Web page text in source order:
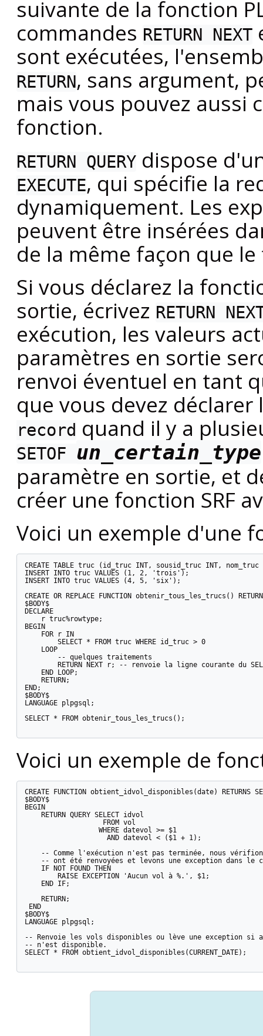
suivante de la fonction
commandes RETURN NEXT
sont exécutées,
RETURN, sans argument,
mais vous pouvez aussi
fonction.
RETURN QUERY dispose
EXECUTE, qui spécifie la
dynamiquement. Les
peuvent être insérées
de la même façon que
Si vous déclarez la
sortie, écrivez RETURN
exécution, les valeurs
paramètres en sortie
renvoi éventuel en tant
que vous devez
record quand il y a
SETOF un_certain_type
paramètre en sortie, et
créer une fonction SRF
Voici un exemple d'une
CREATE TABLE truc (id_truc INT, sousid_truc INT, nom_truc
INSERT INTO truc VALUES (1, 2, 'trois');
INSERT INTO truc VALUES (4, 5, 'six');
CREATE OR REPLACE FUNCTION obtenir_tous_les_trucs()
$BODY$
DECLARE
    r truc%rowtype;
BEGIN
    FOR r IN
        SELECT * FROM truc WHERE id_truc > 0
    LOOP
        -- quelques traitements
RETURN NEXT r; -- renvoie la ligne courante du
    END LOOP;
    RETURN;
END;
$BODY$
LANGUAGE plpgsql;
SELECT * FROM obtenir_tous_les_trucs();
Voici un exemple de
CREATE FUNCTION obtient_idvol_disponibles(date) RETURNS
$BODY$
BEGIN
    RETURN QUERY SELECT idvol
                   FROM vol
                  WHERE datevol >= $1
                    AND datevol < ($1 + 1);
-- Comme l'exécution n'est pas terminée, nous
-- ont été renvoyées et levons une exception dans le
    IF NOT FOUND THEN
        RAISE EXCEPTION 'Aucun vol à %.', $1;
    END IF;
    RETURN;
END
$BODY$
LANGUAGE plpgsql;
-- Renvoie les vols disponibles ou lève une exception si
-- n'est disponible.
SELECT * FROM obtient_idvol_disponibles(CURRENT_DATE);